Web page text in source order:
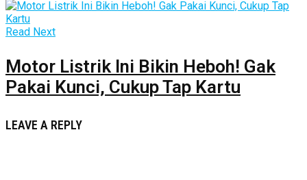
Read Next
Motor Listrik Ini Bikin Heboh! Gak
Pakai Kunci, Cukup Tap Kartu
LEAVE A REPLY